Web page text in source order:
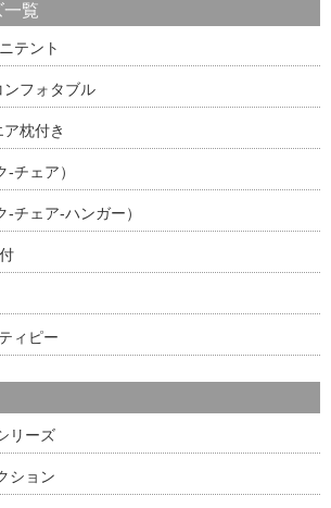
一覧
テント
フォタブル
枕付き
-チェア）
-チェア-ハンガー）
ィピー
リーズ
ション